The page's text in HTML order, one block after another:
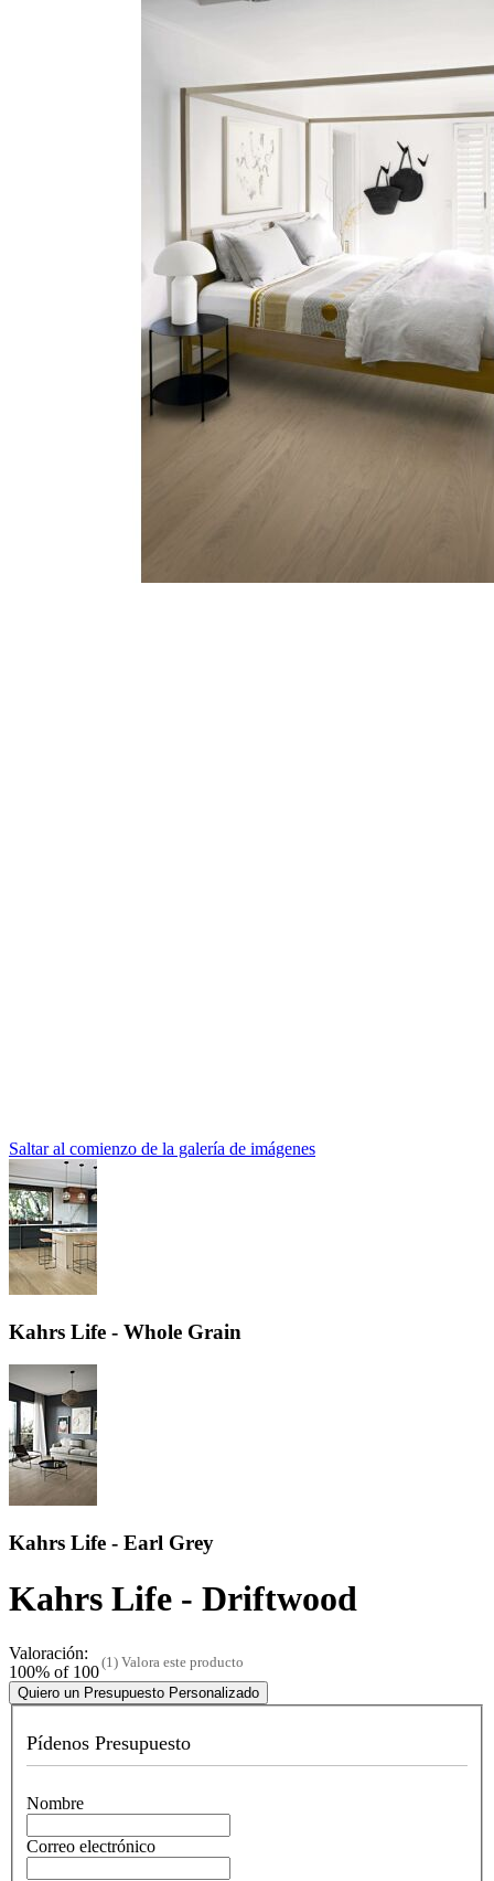
Saltar al comienzo de la galería de imágenes
Kahrs Life - Whole Grain
Kahrs Life - Earl Grey
Kahrs Life - Driftwood
Valoración:
100% of 100
(1) Valora este producto
Quiero un Presupuesto Personalizado
Pídenos Presupuesto
Nombre
Correo electrónico